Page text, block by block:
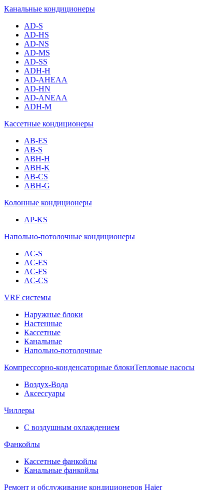
Канальные кондиционеры
AD-S
AD-HS
AD-NS
AD-MS
AD-SS
ADH-H
AD-AHEAA
AD-HN
AD-ANEAA
ADH-M
Кассетные кондиционеры
AB-ES
AB-S
ABH-H
ABH-K
AB-CS
ABH-G
Колонные кондиционеры
AP-KS
Напольно-потолочные кондиционеры
AC-S
AC-ES
AC-FS
AC-CS
VRF системы
Наружные блоки
Настенные
Кассетные
Канальные
Напольно-потолочные
Компрессорно-конденсаторные блокиТепловые насосы
Воздух-Вода
Аксессуары
Чиллеры
С воздушным охлаждением
Фанкойлы
Кассетные фанкойлы
Канальные фанкойлы
Ремонт и обслуживание кондиционеров Haier